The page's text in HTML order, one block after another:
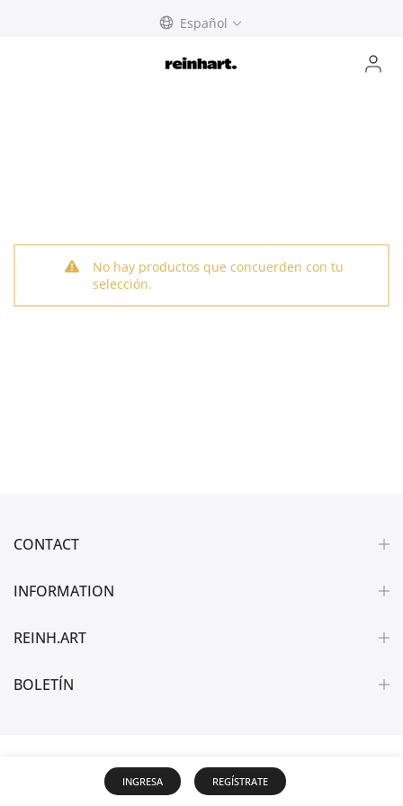
Español
No hay productos que concuerden con tu
selección.
CONTACT
INFORMATION
REINH.ART
BOLETÍN
INGRESA REGÍSTRATE